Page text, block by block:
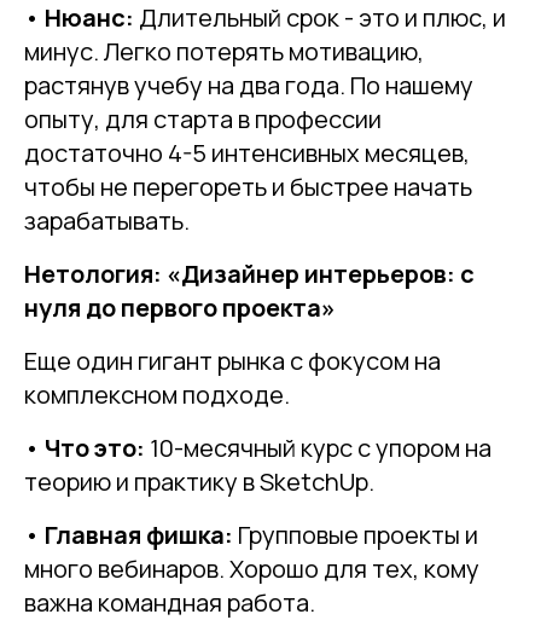
• Нюанс: Длительный срок - это и плюс, и
минус. Легко потерять мотивацию,
растянув учебу на два года. По нашему
опыту, для старта в профессии
достаточно 4-5 интенсивных месяцев,
чтобы не перегореть и быстрее начать
зарабатывать.
Нетология: «Дизайнер интерьеров: с
нуля до первого проекта»
Еще один гигант рынка с фокусом на
комплексном подходе.
• Что это: 10-месячный курс с упором на
теорию и практику в SketchUp.
• Главная фишка: Групповые проекты и
много вебинаров. Хорошо для тех, кому
важна командная работа.